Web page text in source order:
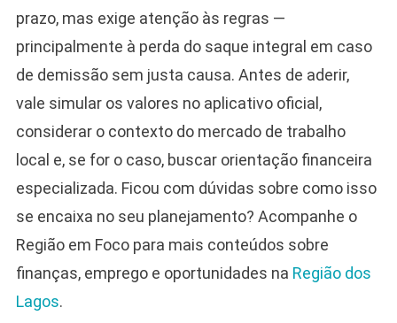
prazo, mas exige atenção às regras —
principalmente à perda do saque integral em caso
de demissão sem justa causa. Antes de aderir,
vale simular os valores no aplicativo oficial,
considerar o contexto do mercado de trabalho
local e, se for o caso, buscar orientação financeira
especializada. Ficou com dúvidas sobre como isso
se encaixa no seu planejamento? Acompanhe o
Região em Foco para mais conteúdos sobre
finanças, emprego e oportunidades na Região dos
Lagos.